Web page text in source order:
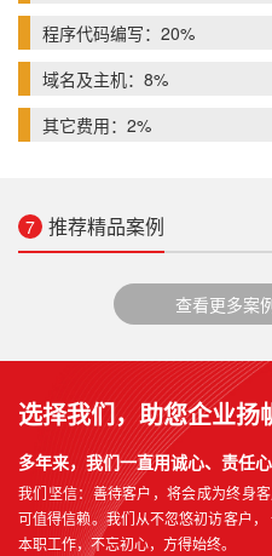
程序代码编写：20%
域名及主机：8%
其它费用：2%
7 推荐精品案例
查看更多案
选择我们，助您企业扬
多年来，我们一直用诚心、责任
我们坚信：善待客户，将会成为终身
可值得信赖。我们从不忽悠初访客户
本职工作，不忘初心，方得始终。